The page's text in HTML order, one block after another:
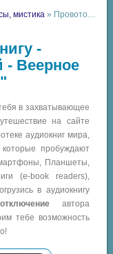
мистика » Провоторов Алексей - Веерное отключение
-
- Веерное
в захватывающее
на сайте
аудиокниг мира,
пробуждают
Планшеты,
(e-book readers),
в аудиокнигу
автора
тебе возможность